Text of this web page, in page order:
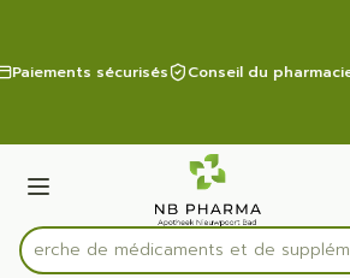
Paiements sécurisés Conseil du
Menu
Rechercher
Recherche de médicaments